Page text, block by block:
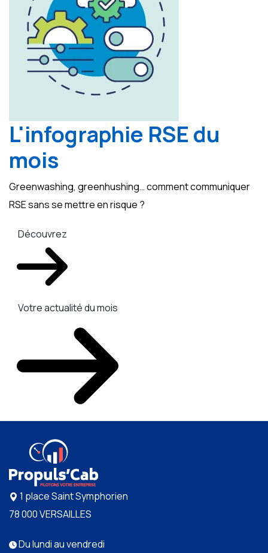
L'infographie RSE du
mois
Greenwashing, greenhushing… comment communiquer
RSE sans se mettre en risque ?
Découvrez
Votre actualité du mois
1 place Saint Symphorien
78 000 VERSAILLES
Du lundi au vendredi